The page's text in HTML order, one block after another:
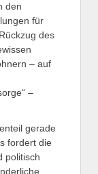
den
für
des
– auf
–
gerade
fordert die
politisch